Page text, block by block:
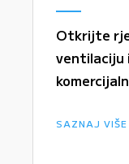
Otkrijte
ventilaciju
SAZNAJ